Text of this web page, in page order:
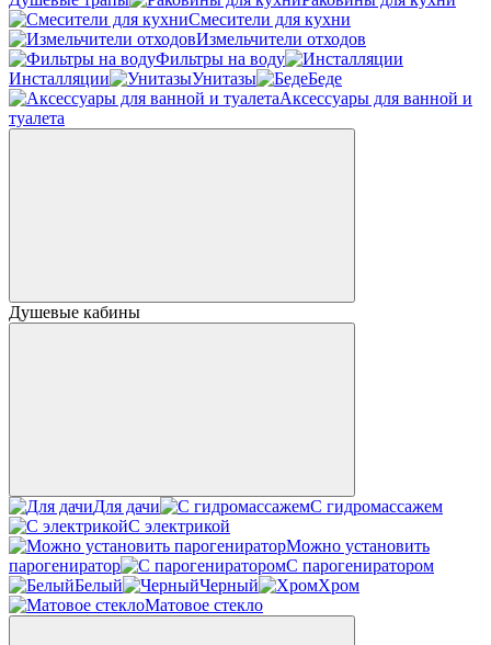
Смесители для кухни
Измельчители отходов
Фильтры на воду
Инсталляции
Унитазы
Беде
Аксессуары для ванной и
туалета
Душевые кабины
Для дачи
С гидромассажем
С электрикой
Можно установить
парогениратор
С парогениратором
Белый
Черный
Хром
Матовое стекло